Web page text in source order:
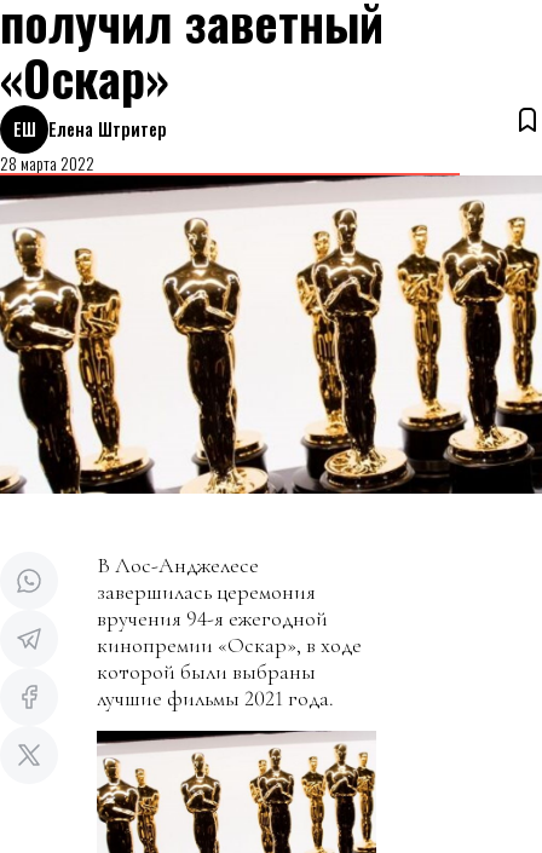
получил заветный
«Оскар»
ЕШ Елена Штритер
28 марта 2022
В Лос-Анджелесе
завершилась церемония
вручения 94-я ежегодной
кинопремии «Оскар», в ходе
которой были выбраны
лучшие фильмы 2021 года.